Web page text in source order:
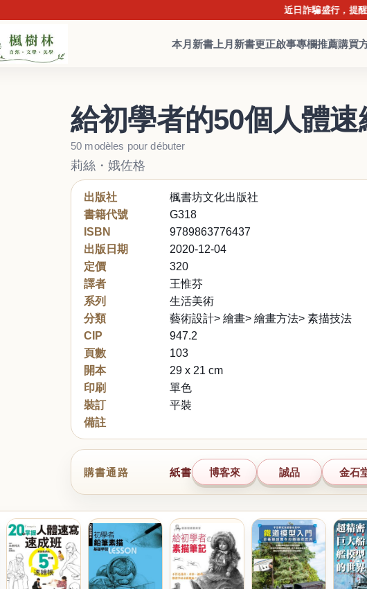
近日詐騙盛行，提醒讀者
本月新書 上月新書更正啟事專欄推薦購買
給初學者的50個人體
50 modèles pour débuter
莉絲・娥佐格
出版社
楓書坊文化出版社
書籍代號
G318
ISBN
9789863776437
出版日期
2020-12-04
定價
320
譯者
王惟芬
系列
生活美術
分類
藝術設計> 繪畫> 繪畫方法> 素描技法
CIP
947.2
頁數
103
開本
29 x 21 cm
印刷
單色
裝訂
平裝
備註
購書通路 紙書 博客來 誠品 金石